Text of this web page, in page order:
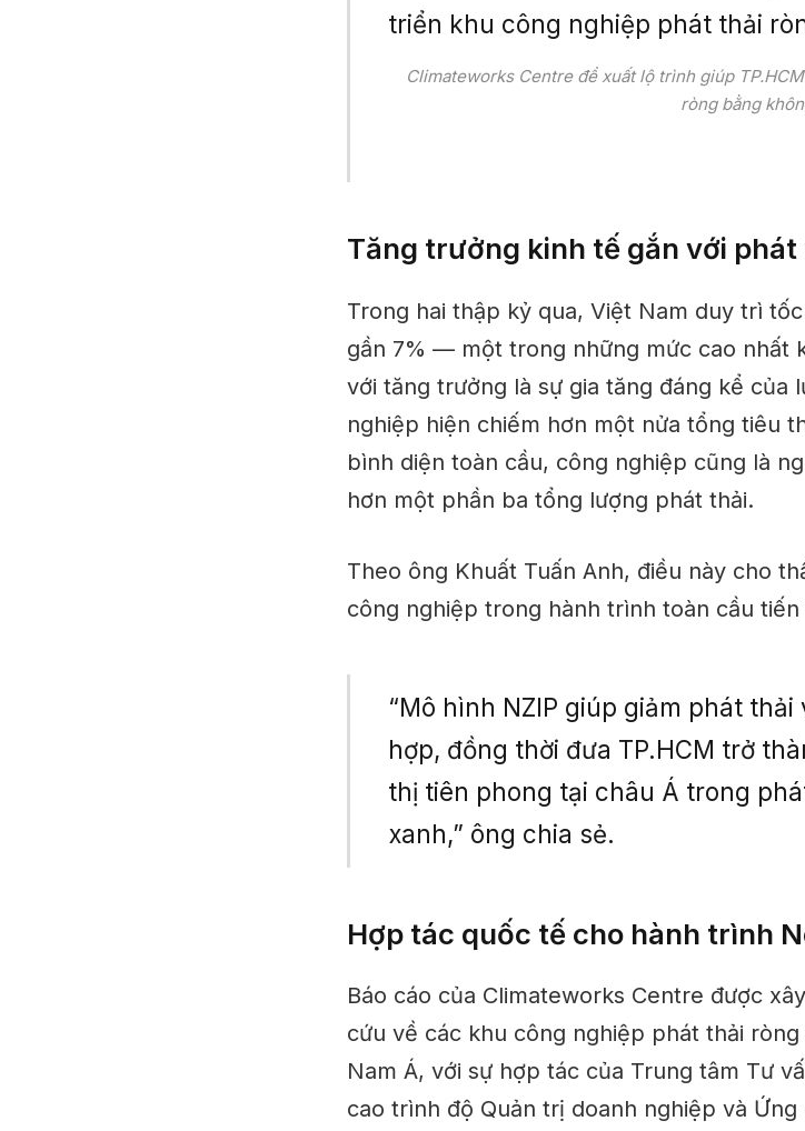
Climateworks Centre đề xuất lộ trình giúp
ròng bằng
Tăng trưởng kinh tế gắn với
Trong hai thập kỷ qua, Việt Nam duy trì
gần 7% — một trong những mức cao nhất
với tăng trưởng là sự gia tăng đáng kể của
nghiệp hiện chiếm hơn một nửa tổng tiêu
bình diện toàn cầu, công nghiệp cũng là
hơn một phần ba tổng lượng phát thải.
Theo ông Khuất Tuấn Anh, điều này cho
công nghiệp trong hành trình toàn cầu
“Mô hình NZIP giúp giảm phát
hợp, đồng thời đưa TP.HCM trở
thị tiên phong tại châu Á trong
xanh,” ông chia sẻ.
Hợp tác quốc tế cho hành trình
Báo cáo của Climateworks Centre được
cứu về các khu công nghiệp phát thải
Nam Á, với sự hợp tác của Trung tâm Tư
cao trình độ Quản trị doanh nghiệp và